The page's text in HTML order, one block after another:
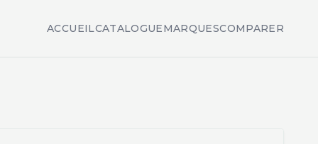
ACCUEILCATALOGUEMARQUESCOMPARER